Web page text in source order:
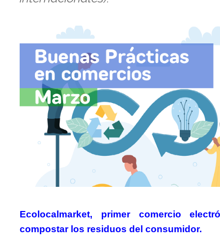
Ecolocalmarket, primer comercio
compostar los residuos del consumidor.